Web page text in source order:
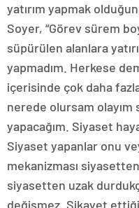
yatırım yapmak
Soyer, “Görev sürem
süpürülen alanlara
yapmadım. Herkese
içerisinde çok daha
nerede olursam olayım
yapacağım. Siyaset
Siyaset yapanlar onu
mekanizması
siyasetten uzak
değişmez. Şikayet